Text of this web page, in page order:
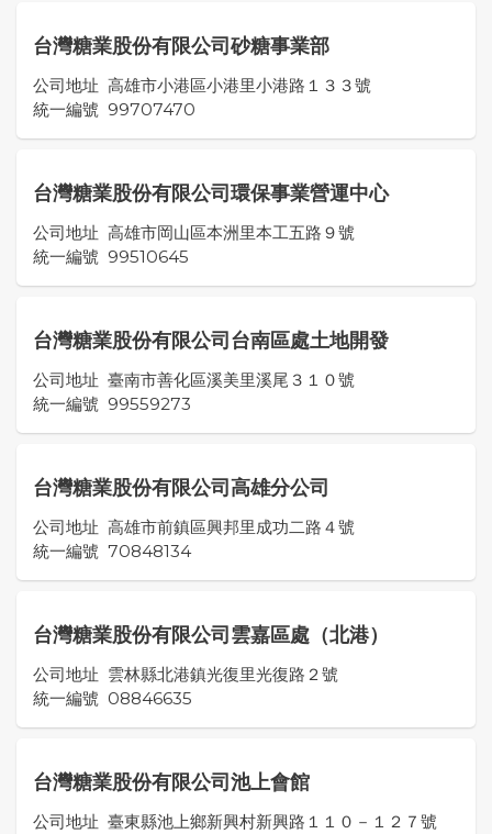
台灣糖業股份有限公司砂糖事業部
公司地址 高雄市小港區小港里小港路１３３號
統一編號 99707470
台灣糖業股份有限公司環保事業營運中心
公司地址 高雄市岡山區本洲里本工五路９號
統一編號 99510645
台灣糖業股份有限公司台南區處土地開發
公司地址 臺南市善化區溪美里溪尾３１０號
統一編號 99559273
台灣糖業股份有限公司高雄分公司
公司地址 高雄市前鎮區興邦里成功二路４號
統一編號 70848134
台灣糖業股份有限公司雲嘉區處（北港）
公司地址 雲林縣北港鎮光復里光復路２號
統一編號 08846635
台灣糖業股份有限公司池上會館
公司地址 臺東縣池上鄉新興村新興路１１０－１２７號